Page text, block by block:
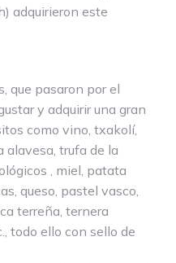
adquirieron este
que pasaron por el
y adquirir una gran
como vino, txakolí,
alavesa, trufa de la
, miel, patata
queso, pastel vasco,
terreña, ternera
todo ello con sello de